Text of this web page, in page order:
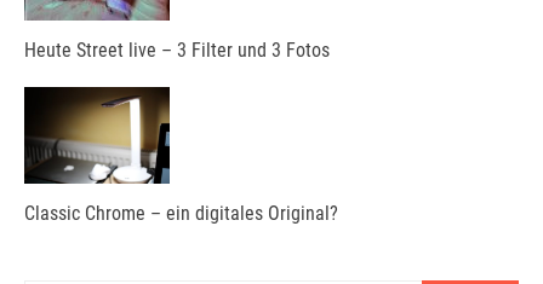
Heute Street live – 3 Filter und 3 Fotos
Classic Chrome – ein digitales Original?